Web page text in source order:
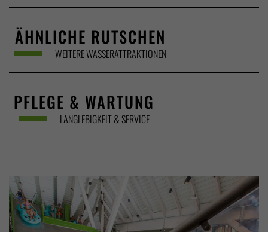
ÄHNLICHE RUTSCHEN
WEITERE WASSERATTRAKTIONEN
PFLEGE & WARTUNG
LANGLEBIGKEIT & SERVICE